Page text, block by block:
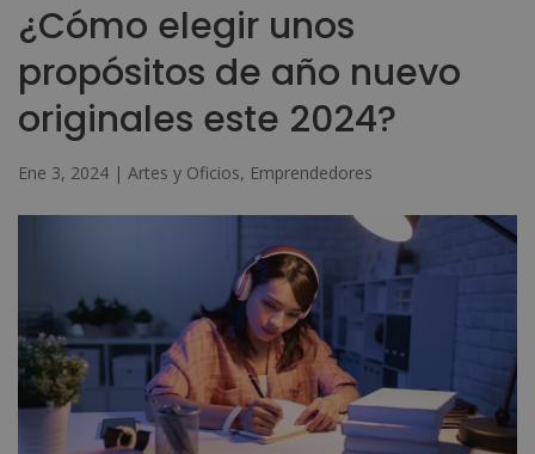
¿Cómo elegir unos
propósitos de año nuevo
originales este 2024?
Ene 3, 2024 | Artes y Oficios, Emprendedores